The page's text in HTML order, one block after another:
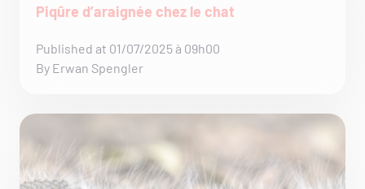
Piqûre d’araignée chez le chat
Published at 01/07/2025 à 09h00
By Erwan Spengler